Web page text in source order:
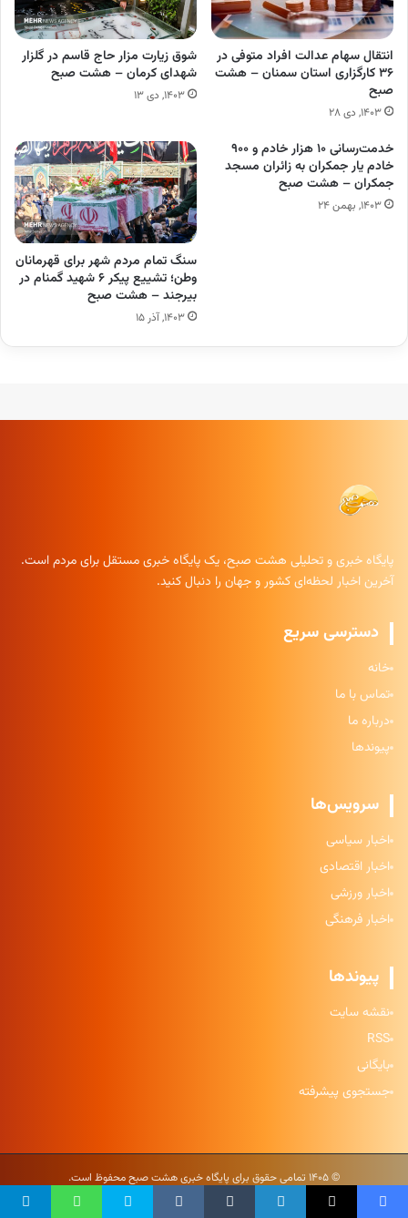
انتقال سهام عدالت افراد متوفی در
۳۶ کارگزاری استان سمنان – هشت
صبح
۱۴۰۳, دی ۲۸
شوق زیارت مزار حاج قاسم در گلزار
شهدای کرمان – هشت صبح
۱۴۰۳, دی ۱۳
خدمت‌رسانی ۱۰ هزار خادم و ۹۰۰
خادم یار جمکران به زائران مسجد
جمکران – هشت صبح
۱۴۰۳, بهمن ۲۴
سنگ تمام مردم شهر برای قهرمانان
وطن؛ تشییع پیکر ۶ شهید گمنام در
بیرجند – هشت صبح
۱۴۰۳, آذر ۱۵
پایگاه خبری و تحلیلی هشت صبح، یک پایگاه خبری مستقل برای مردم است.
آخرین اخبار لحظه‌ای کشور و جهان را دنبال کنید.
دسترسی سریع
خانه
تماس با ما
درباره ما
پیوندها
سرویس‌ها
اخبار سیاسی
اخبار اقتصادی
اخبار ورزشی
اخبار فرهنگی
پیوندها
نقشه سایت
RSS
بایگانی
جستجوی پیشرفته
© ۱۴۰۵ تمامی حقوق برای پایگاه خبری هشت صبح محفوظ است.
حریم خصوصی|شرایط استفاده نقشه سایت